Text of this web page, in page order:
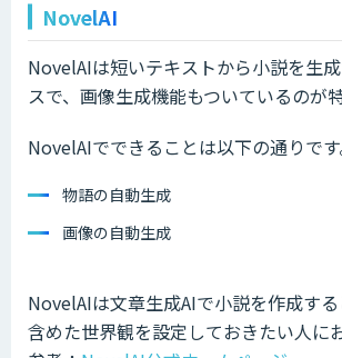
NovelAI
NovelAIは短いテキストから小説を生
スで、画像生成機能もついているのが特
NovelAIでできることは以下の通りです
物語の自動生成
画像の自動生成
NovelAIは文章生成AIで小説を作成す
含めた世界観を設定しておきたい人に